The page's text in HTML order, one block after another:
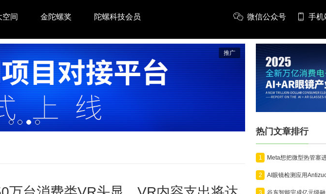
空间 金陀螺奖 陀螺科技会员 微信公众号 手机
推广
热门文章排行
1
2
3